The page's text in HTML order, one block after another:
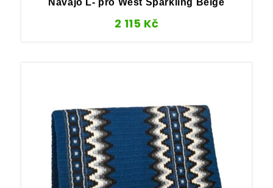
Navajo L- pro West Sparkling Beige
2 115 Kč